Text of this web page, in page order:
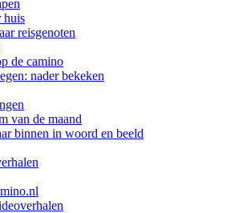
huis
reisgenoten
de camino
nader bekeken
van de maand
binnen in woord en beeld